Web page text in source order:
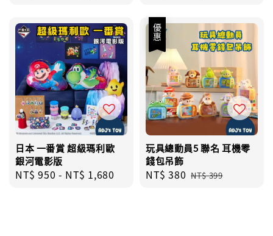
日本 一番賞 超級瑪利歐
銀河電影版
Regular
NT$ 950 - NT$ 1,680
優惠
玩具總動員5 聯名 耳機零
錢包吊飾
Sale
NT$ 380 Regular
NT$ 399